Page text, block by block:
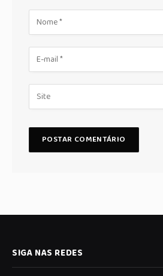
SIGA NAS REDES